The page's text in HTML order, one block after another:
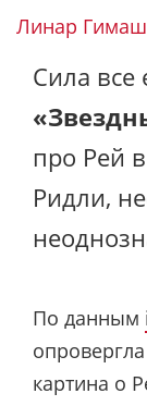
Линар
Сила
про Рей
Ридли,
По данным
картина о